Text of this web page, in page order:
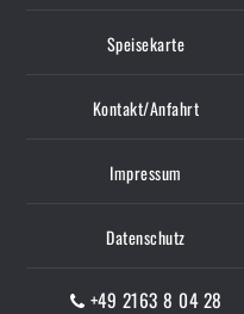
Speisekarte
Kontakt/Anfahrt
Impressum
Datenschutz
+49 2163 8 04 28